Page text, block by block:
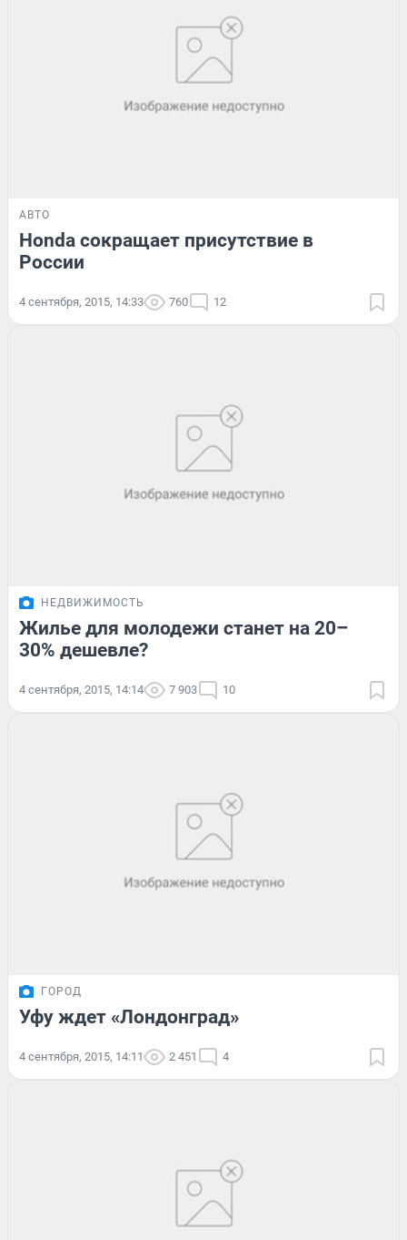
АВТО
Honda сокращает присутствие в
России
4 сентября, 2015, 14:33 760 12
НЕДВИЖИМОСТЬ
Жилье для молодежи станет на 20–
30% дешевле?
4 сентября, 2015, 14:14 7 903 10
ГОРОД
Уфу ждет «Лондонград»
4 сентября, 2015, 14:11 2 451 4